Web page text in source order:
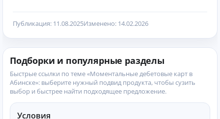
Публикация: 11.08.2025Изменено: 14.02.2026
Подборки и популярные разделы
Быстрые ссылки по теме «Моментальные дебетовые карт в
Абинске»: выберите нужный подвид продукта, чтобы сузить
выбор и быстрее найти подходящее предложение.
Условия